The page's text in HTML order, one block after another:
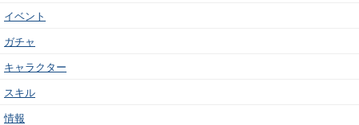
イベント
ガチャ
キャラクター
スキル
情報